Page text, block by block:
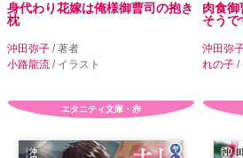
身代わり花嫁は俺様御曹司の抱き
枕
沖田弥子 / 著者
小路龍流 / イラスト
肉食御
そうで
沖田弥
れの子 /
エタニティ文庫・赤